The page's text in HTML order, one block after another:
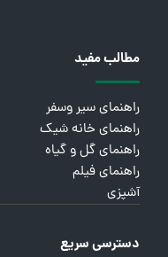
مطالب مفید
راهنمای سیر وسفر
راهنمای خانه شیک
راهنمای گل و گیاه
راهنمای فیلم
آشپزی
دسترسی سریع